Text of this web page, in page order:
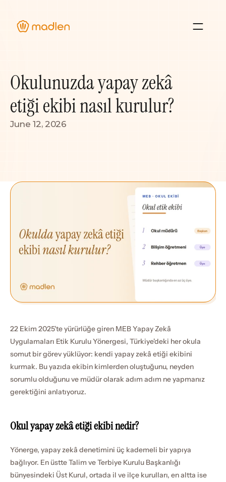
Blog
Case Studies
Resource Hub
Okulunuzda yapay zekâ
etiği ekibi nasıl kurulur?
June 12, 2026
22 Ekim 2025'te yürürlüğe giren MEB Yapay Zekâ
Uygulamaları Etik Kurulu Yönergesi, Türkiye'deki her okula
somut bir görev yüklüyor: kendi yapay zekâ etiği ekibini
kurmak. Bu yazıda ekibin kimlerden oluştuğunu, neyden
sorumlu olduğunu ve müdür olarak adım adım ne yapmanız
gerektiğini anlatıyoruz.
Okul yapay zekâ etiği ekibi nedir?
Yönerge, yapay zekâ denetimini üç kademeli bir yapıya
bağlıyor. En üstte Talim ve Terbiye Kurulu Başkanlığı
bünyesindeki Üst Kurul, ortada il ve ilçe kurulları, en altta ise